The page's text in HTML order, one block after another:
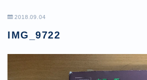
公式ホームページ
2018.09.04
IMG_9722